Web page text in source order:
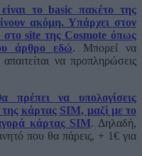
το basic πακέτο της
ακόμη. Υπάρχει στον
στο site της Cosmote όπως
άρθρο εδώ. Μπορεί να
να προπληρώσεις
πρέπει να υπολογίσεις
κάρτας SIM, μαζί με το
κάρτας SIM. Δηλαδή,
που θα πάρεις, + 1€ για